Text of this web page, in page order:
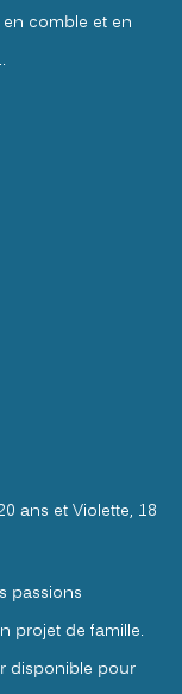
comble et en
ans et Violette, 18
passions
projet de famille.
disponible pour